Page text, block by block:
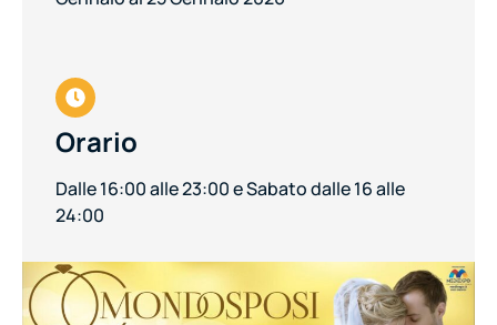
Orario
Dalle 16:00 alle 23:00 e Sabato dalle 16 alle
24:00